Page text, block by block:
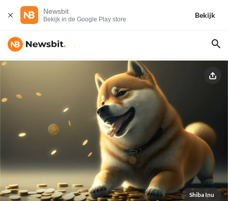
Newsbit
Bekijk in de Google Play store
Bekijk
Shiba Inu